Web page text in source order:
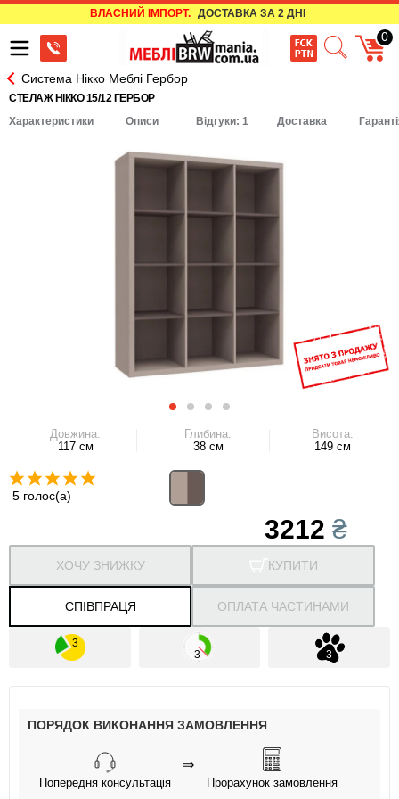
ВЛАСНИЙ ІМПОРТ. ДОСТАВКА ЗА 2 ДНІ
0
Система Нікко Меблі Гербор
СТЕЛАЖ НІККО 15/12 ГЕРБОР
Характеристики
Описи Відгуки: 1 Доставка
Довжина:
117 см
Глибина:
38 см
Висота:
149 см
5 голос(а)
3212₴
КУПИТИ
СПІВПРАЦЯ
ХОЧУ ЗНИЖКУ
ОПЛАТА ЧАСТИНАМИ
ПОРЯДОК ВИКОНАННЯ ЗАМОВЛЕННЯ
Попередня консультація
⇒
Прорахунок замовлення